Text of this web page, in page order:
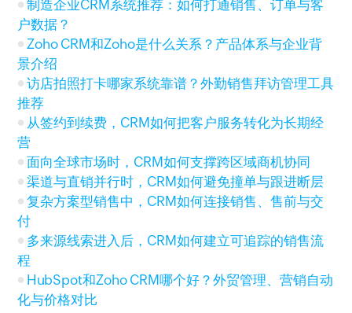
制造企业CRM系统推荐：如何打通销售、订单与客
户数据？
Zoho CRM和Zoho是什么关系？产品体系与企业背
景介绍
访店拍照打卡哪家系统靠谱？外勤销售拜访管理工具
推荐
从签约到续费，CRM如何把客户服务转化为长期经
营
面向全球市场时，CRM如何支撑跨区域商机协同
渠道与直销并行时，CRM如何避免撞单与跟进断层
复杂方案型销售中，CRM如何连接销售、售前与交
付
多来源线索进入后，CRM如何建立可追踪的销售流
程
HubSpot和Zoho CRM哪个好？外贸管理、营销自动
化与价格对比